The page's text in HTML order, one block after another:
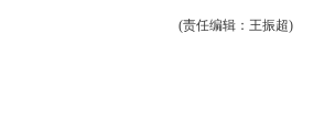
(责任编辑：王振超)